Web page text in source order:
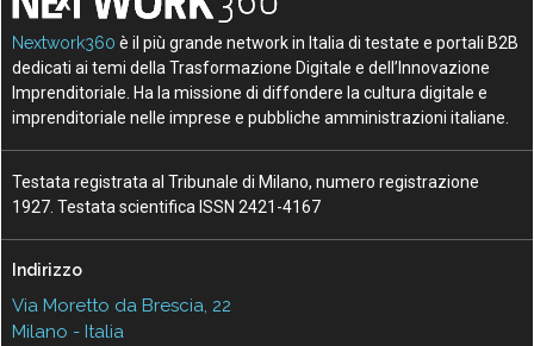
Nextwork360 è il più grande network in Italia di testate e portali B2B
dedicati ai temi della Trasformazione Digitale e dell’Innovazione
Imprenditoriale. Ha la missione di diffondere la cultura digitale e
imprenditoriale nelle imprese e pubbliche amministrazioni italiane.
Testata registrata al Tribunale di Milano, numero registrazione
1927. Testata scientifica ISSN 2421-4167
Indirizzo
Via Moretto da Brescia, 22
Milano - Italia